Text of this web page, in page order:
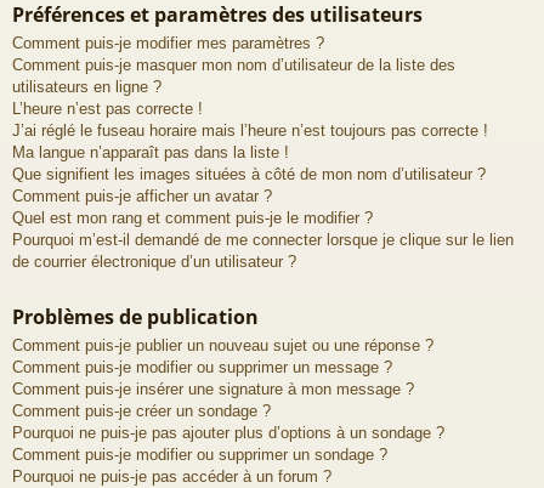
Préférences et paramètres des utilisateurs
Comment puis-je modifier mes paramètres ?
Comment puis-je masquer mon nom d’utilisateur de la liste des
utilisateurs en ligne ?
L’heure n’est pas correcte !
J’ai réglé le fuseau horaire mais l’heure n’est toujours pas correcte !
Ma langue n’apparaît pas dans la liste !
Que signifient les images situées à côté de mon nom d’utilisateur ?
Comment puis-je afficher un avatar ?
Quel est mon rang et comment puis-je le modifier ?
Pourquoi m’est-il demandé de me connecter lorsque je clique sur le lien
de courrier électronique d’un utilisateur ?
Problèmes de publication
Comment puis-je publier un nouveau sujet ou une réponse ?
Comment puis-je modifier ou supprimer un message ?
Comment puis-je insérer une signature à mon message ?
Comment puis-je créer un sondage ?
Pourquoi ne puis-je pas ajouter plus d’options à un sondage ?
Comment puis-je modifier ou supprimer un sondage ?
Pourquoi ne puis-je pas accéder à un forum ?